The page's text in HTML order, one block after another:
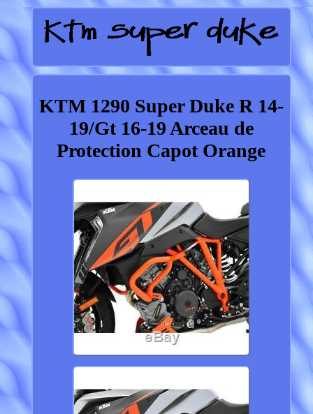
KTM 1290 Super Duke R 14-
19/Gt 16-19 Arceau de
Protection Capot Orange